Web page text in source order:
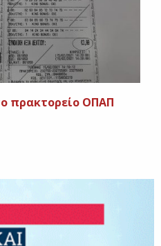
πρακτορείο ΟΠΑΠ